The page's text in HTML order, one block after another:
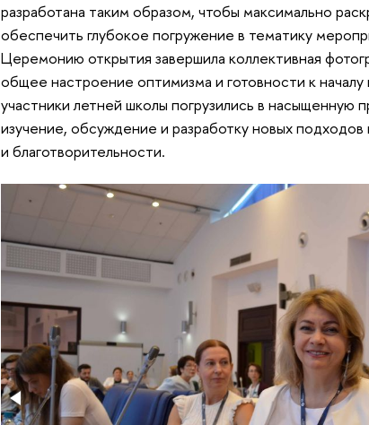
разработана таким образом, чтобы максимально
обеспечить глубокое погружение в тематику
Церемонию открытия завершила коллективная
общее настроение оптимизма и готовности к
участники летней школы погрузились в насыщенную
изучение, обсуждение и разработку новых
и благотворительности.